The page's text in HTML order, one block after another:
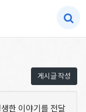
게시글 작성
한 이야기를 전달